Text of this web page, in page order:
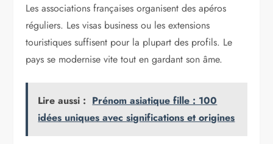
Les associations françaises organisent des apéros
réguliers. Les visas business ou les extensions
touristiques suffisent pour la plupart des profils. Le
pays se modernise vite tout en gardant son âme.
Lire aussi : Prénom asiatique fille : 100
idées uniques avec significations et origines